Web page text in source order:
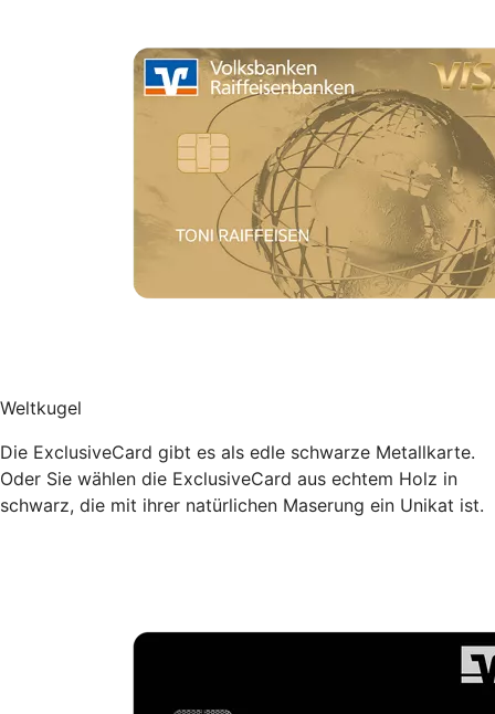
Weltkugel
Die ExclusiveCard gibt es als edle schwarze Metallkarte.
Oder Sie wählen die ExclusiveCard aus echtem Holz in
schwarz, die mit ihrer natürlichen Maserung ein Unikat ist.